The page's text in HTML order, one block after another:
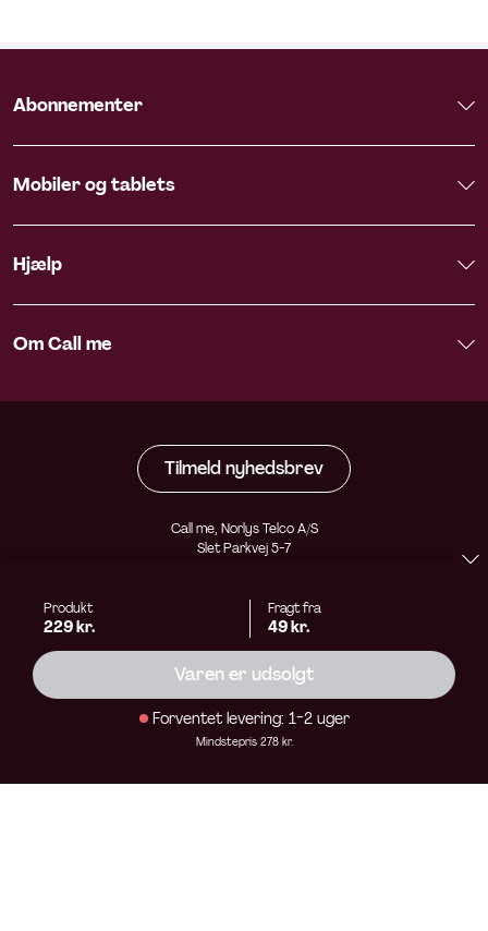
Produkt
229 kr.
Fragt fra
49 kr.
Varen er udsolgt
Forventet levering: 1-2 uger
Mindstepris 278 kr.
Abonnementer
Mobiler og tablets
Hjælp
Om Call me
Tilmeld nyhedsbrev
Call me, Norlys Telco A/S
Slet Parkvej 5-7
kundeservice@callme.dk